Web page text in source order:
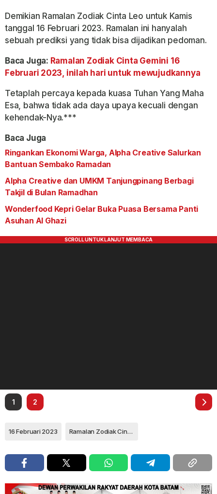
Demikian Ramalan Zodiak Cinta Leo untuk Kamis
tanggal 16 Februari 2023. Ramalan ini hanyalah
sebuah prediksi yang tidak bisa dijadikan pedoman.
Baca Juga: Ramalan Zodiak Cinta Gemini 16
Februari 2023, inilah hari untuk mewujudkannya
Tetaplah percaya kepada kuasa Tuhan Yang Maha
Esa, bahwa tidak ada daya upaya kecuali dengan
kehendak-Nya.***
Baca Juga
Ringankan Ekonomi Warga, Alpha Creative Salurkan
Bantuan Sembako Ramadan
Alpha Creative dan UMKM Tanjungpinang Berbagi
Takjil di Bulan Ramadhan
Wonderfood Kepri Gelar Buka Puasa Bersama Panti
Asuhan Al Ghazi
1 2
16 Februari 2023 Ramalan Zodiak Cinta Leo